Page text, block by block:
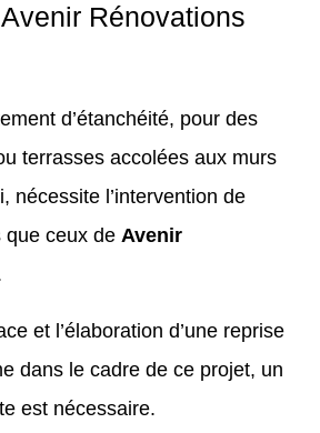
Rénovations
d’étanchéité, pour des
terrasses accolées aux murs
nécessite l’intervention de
que ceux de Avenir
et l’élaboration d’une reprise
dans le cadre de ce projet, un
est nécessaire.